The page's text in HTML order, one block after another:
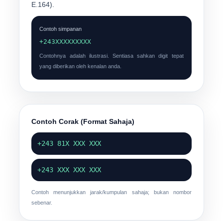
E.164).
Contoh simpanan
+243XXXXXXXXX
Contohnya adalah ilustrasi. Sentiasa sahkan digit tepat
yang diberikan oleh kenalan anda.
Contoh Corak (Format Sahaja)
+243 81X XXX XXX
+243 XXX XXX XXX
Contoh menunjukkan jarak/kumpulan sahaja; bukan nombor
sebenar.